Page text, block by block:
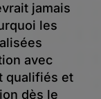
jamais
les
avec
qualifiés et
dès le